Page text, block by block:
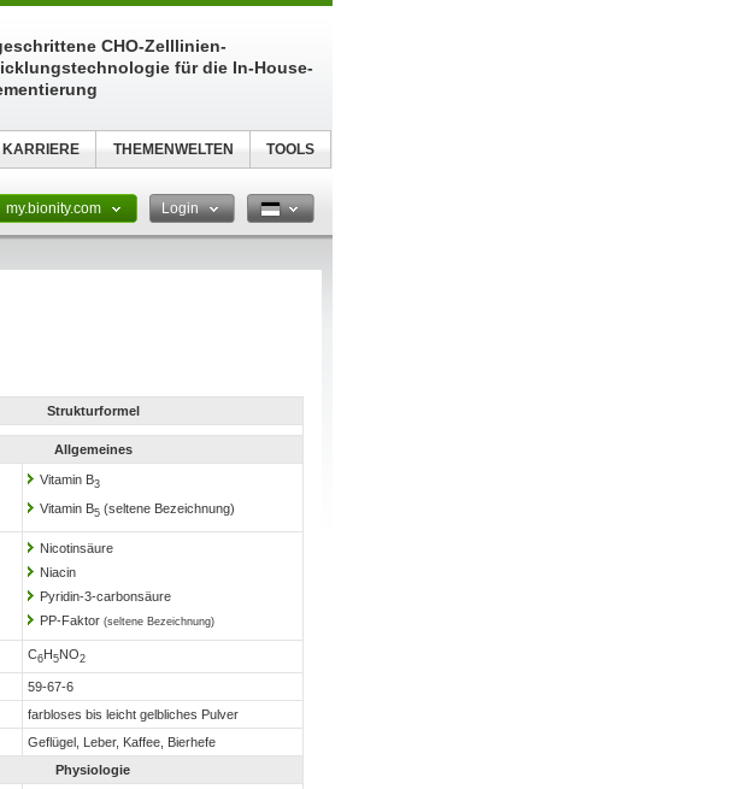
my.bionity.com Login
Strukturformel
Allgemeines
Vitamin B3
Vitamin B5 (seltene Bezeichnung)
Nicotinsäure
Niacin
Pyridin-3-carbonsäure
PP-Faktor (seltene Bezeichnung)
C6H5NO2
59-67-6
farbloses bis leicht gelbliches Pulver
Geflügel, Leber, Kaffee, Bierhefe
Physiologie
CHO-Zelllinien-
für die In-House-
KARRIERE THEMENWELTEN TOOLS